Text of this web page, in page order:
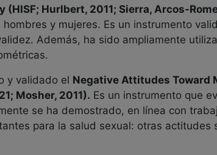
Hurlbert, 2011; Sierra, Arcos-
y mujeres. Es un instrumento
Además, ha sido ampliamente
y validado el Negative Attitudes Toward
Mosher, 2011). Es un instrumento que
se ha demostrado, en línea con
para la salud sexual: otras actitudes